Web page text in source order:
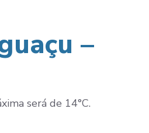
–
será de 14°C.